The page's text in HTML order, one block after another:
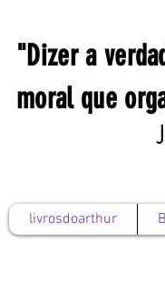
"Dizer a
moral que
livrosdoarthur